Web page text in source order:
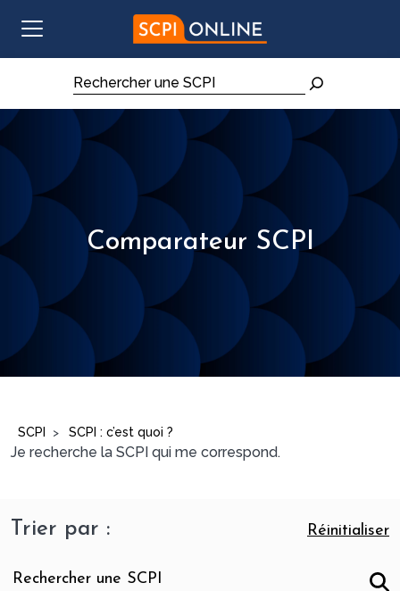
Rechercher
Comparateur SCPI
SCPI > SCPI : c’est quoi ?
Je recherche la SCPI qui me correspond.
Trier par : Réinitialiser